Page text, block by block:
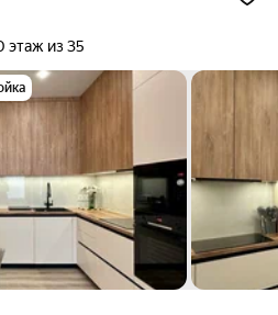
этаж из 35